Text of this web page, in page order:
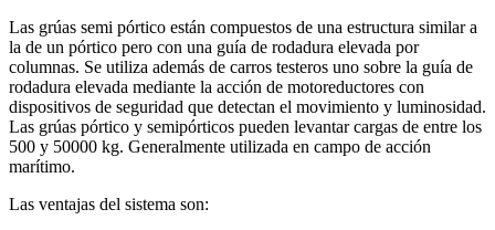
Las grúas semi pórtico están compuestos de una estructura similar a
la de un pórtico pero con una guía de rodadura elevada por
columnas. Se utiliza además de carros testeros uno sobre la guía de
rodadura elevada mediante la acción de motoreductores con
dispositivos de seguridad que detectan el movimiento y luminosidad.
Las grúas pórtico y semipórticos pueden levantar cargas de entre los
500 y 50000 kg. Generalmente utilizada en campo de acción
marítimo.
Las ventajas del sistema son: